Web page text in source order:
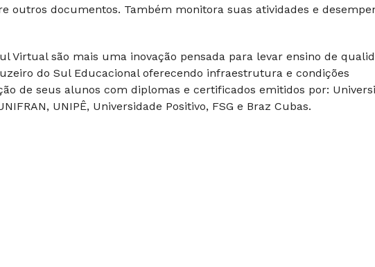
outros documentos. Também monitora suas atividades e
Virtual são mais uma inovação pensada para levar ensino de
do Sul Educacional oferecendo infraestrutura e condições
de seus alunos com diplomas e certificados emitidos por:
UNIPÊ, Universidade Positivo, FSG e Braz Cubas.